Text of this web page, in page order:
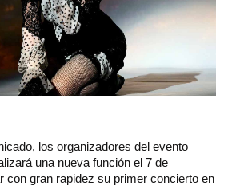
los organizadores del evento
una nueva función el 7 de
con gran rapidez su primer concierto en